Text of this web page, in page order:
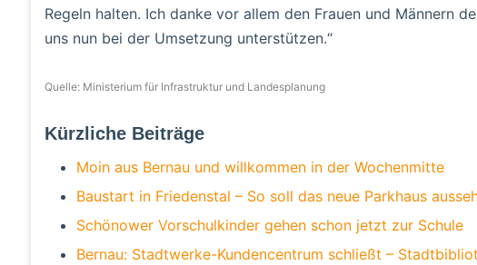
Regeln halten. Ich danke vor allem den Frauen und Männern
uns nun bei der Umsetzung unterstützen.“
Quelle: Ministerium für Infrastruktur und Landesplanung
Kürzliche Beiträge
Moin aus Bernau und willkommen in der Wochenmitte
Baustart in Friedenstal – So soll das neue Parkhaus
Schönower Vorschulkinder gehen schon jetzt zur Schule
Bernau: Stadtwerke-Kundencentrum schließt –